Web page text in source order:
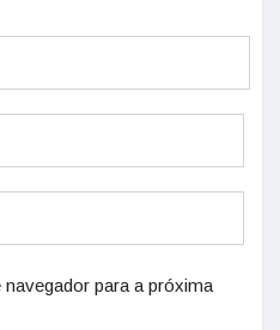
para a próxima